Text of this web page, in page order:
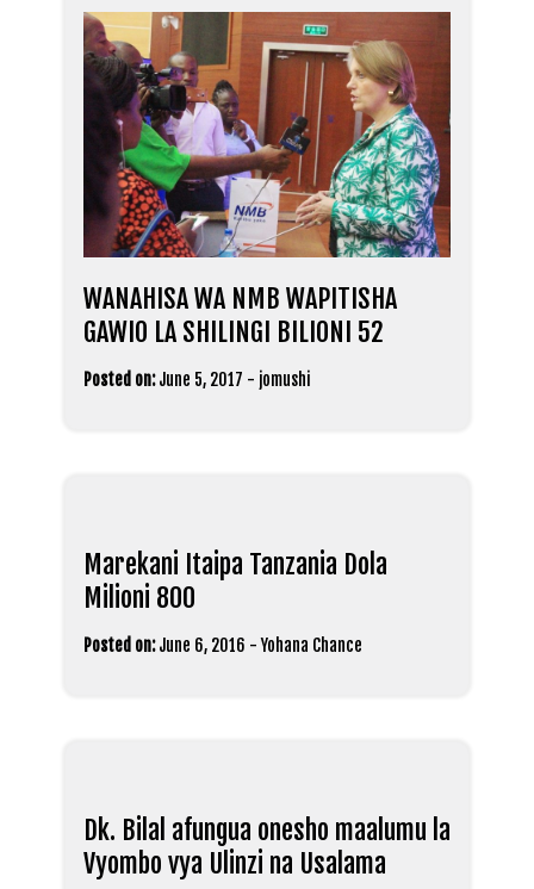
WANAHISA WA NMB WAPITISHA
GAWIO LA SHILINGI BILIONI 52
Posted on: June 5, 2017 - jomushi
Marekani Itaipa Tanzania Dola
Milioni 800
Posted on: June 6, 2016 - Yohana Chance
Dk. Bilal afungua onesho maalumu la
Vyombo vya Ulinzi na Usalama